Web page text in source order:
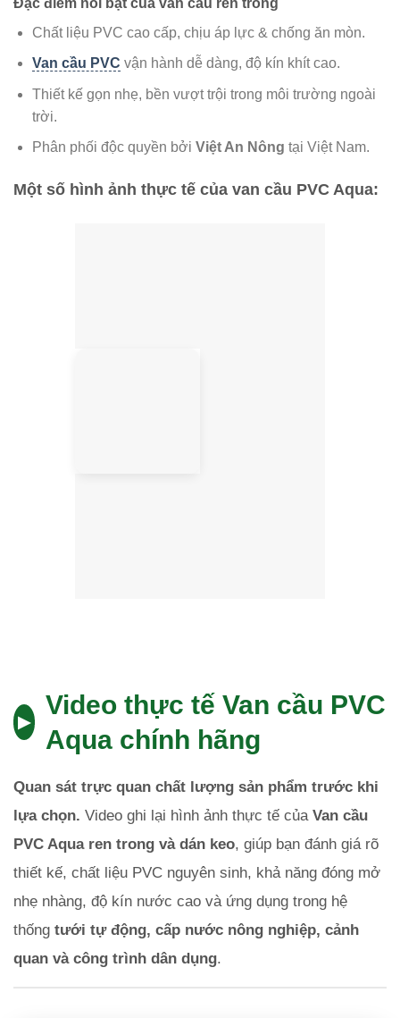
Chất liệu PVC cao cấp, chịu áp lực & chống ăn mòn.
Van cầu PVC vận hành dễ dàng, độ kín khít cao.
Thiết kế gọn nhẹ, bền vượt trội trong môi trường ngoài
trời.
Phân phối độc quyền bởi Việt An Nông tại Việt Nam.
Một số hình ảnh thực tế của van cầu PVC Aqua:
▶
Video thực tế Van cầu PVC
Aqua chính hãng
Quan sát trực quan chất lượng sản phẩm trước khi
lựa chọn. Video ghi lại hình ảnh thực tế của Van cầu
PVC Aqua ren trong và dán keo, giúp bạn đánh giá rõ
thiết kế, chất liệu PVC nguyên sinh, khả năng đóng mở
nhẹ nhàng, độ kín nước cao và ứng dụng trong hệ
thống tưới tự động, cấp nước nông nghiệp, cảnh
quan và công trình dân dụng.